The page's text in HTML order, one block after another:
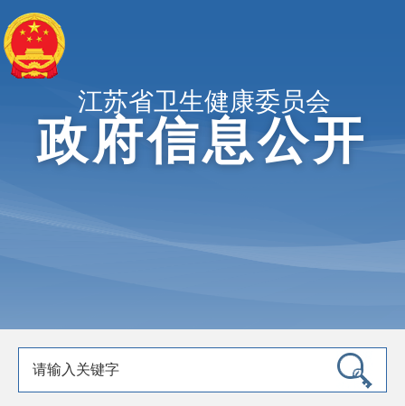
江苏省卫生健康委员会
政府信息公开